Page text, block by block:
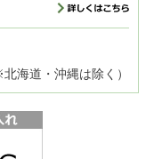
海道・沖縄は除く）